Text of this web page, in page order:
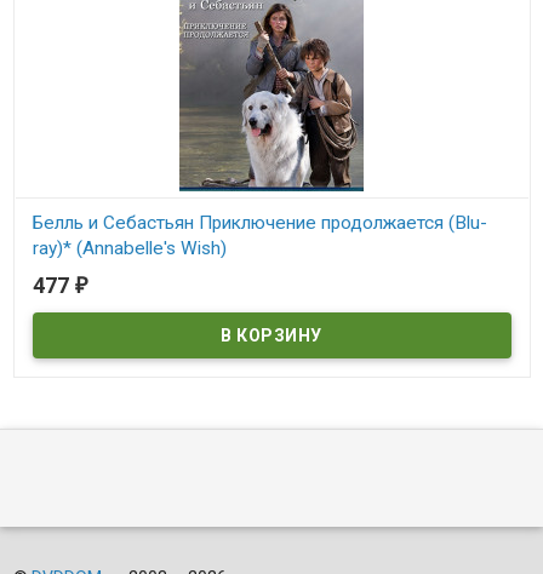
Белль и Себастьян Приключение продолжается (Blu-
ray)* (Annabelle's Wish)
В наличии
477 ₽